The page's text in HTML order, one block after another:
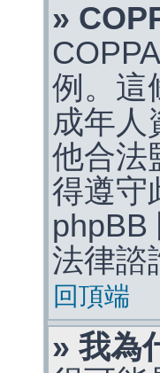
»
例。這
成年人
他合法
得遵守
phpBB
法律諮
回頂端
» 我為